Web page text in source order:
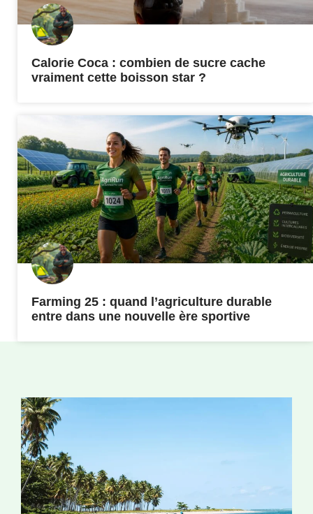
Calorie Coca : combien de sucre cache
vraiment cette boisson star ?
Farming 25 : quand l’agriculture durable
entre dans une nouvelle ère sportive